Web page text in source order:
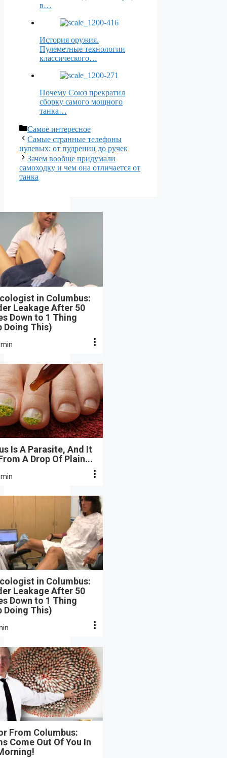
в…
История оружия.
Пулеметные технологии
классического…
Почему Союз прекратил
сборку самого мощного
танка…
Рубрики
Самое интересное
Самые странные телефоны
нулевых: от пудрениц до ручек
Зачем вообще придумали
самоходку и чем она отличается от
танка
in Columbus:
Leakage After 50
Down to 1 Thing
Doing This)
Is A Parasite, And It
A Drop Of Plain...
in Columbus:
Leakage After 50
Down to 1 Thing
Doing This)
From Columbus:
Come Out Of You In